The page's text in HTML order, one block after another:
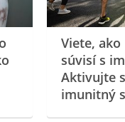
Viete, ako
súvisí s
Aktivujte
imunitný